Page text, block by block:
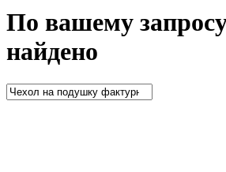
По вашему
найдено